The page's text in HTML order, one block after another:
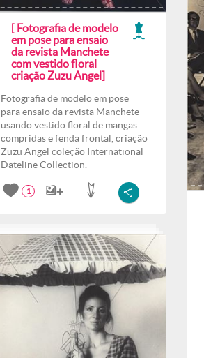
[ Fotografia de modelo
em pose para ensaio
da revista Manchete
com vestido floral
criação Zuzu Angel]
Fotografia de modelo em pose
para ensaio da revista Manchete
usando vestido floral de mangas
compridas e fenda frontal, criação
Zuzu Angel coleção International
Dateline Collection.
1